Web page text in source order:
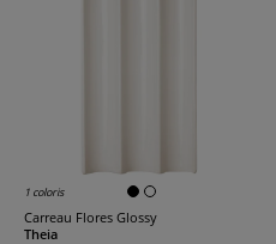
1 coloris
Carreau Flores Glossy
Theia